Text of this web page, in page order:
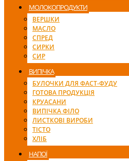
МОЛОКОПРОДУКТИ
ВЕРШКИ
МАСЛО
СПРЕД
СИРКИ
СИР
ВИПІЧКА
БУЛОЧКИ ДЛЯ ФАСТ-ФУДУ
ГОТОВА ПРОДУКЦІЯ
КРУАСАНИ
ВИПІЧКА ФІЛО
ЛИСТКОВІ ВИРОБИ
ТІСТО
ХЛІБ
НАПОЇ